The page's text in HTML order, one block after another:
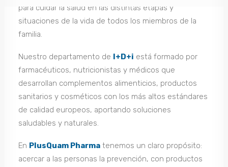
para cuidar la salud en las distintas etapas y
situaciones de la vida de todos los miembros de la
familia.
Nuestro departamento de I+D+i está formado por
farmacéuticos, nutricionistas y médicos que
desarrollan complementos alimenticios, productos
sanitarios y cosméticos con los más altos estándares
de calidad europeos, aportando soluciones
saludables y naturales.
En PlusQuam Pharma tenemos un claro propósito:
acercar a las personas la prevención, con productos